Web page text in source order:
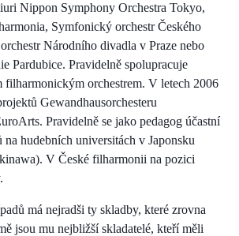
Nippon Symphony Orchestra Tokyo,
Symfonický orchestr Českého
Národního divadla v Praze nebo
Pardubice. Pravidelně spolupracuje
filharmonickým orchestrem. V letech 2006
Gewandhausorchesteru
Pravidelně se jako pedagog účastní
hudebních universitách v Japonsku
V České filharmonii na pozici
má nejradši ty skladby, které zrovna
jsou mu nejbližší skladatelé, kteří měli